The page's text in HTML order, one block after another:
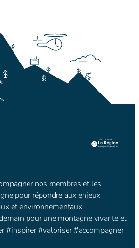
nos membres et les
pour répondre aux enjeux
et environnementaux
pour une montagne vivante et
#inspirer #valoriser #accompagner